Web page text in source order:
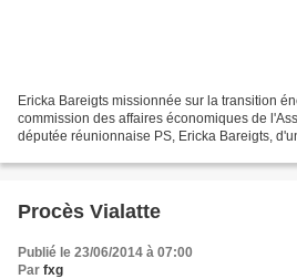
Ericka Bareigts missionnée sur la transition
commission des affaires économiques de
députée réunionnaise PS, Ericka Bareigts,
Procès Vialatte
Publié le 23/06/2014 à 07:00
Par fxg